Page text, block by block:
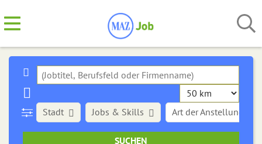
Stadt Art der Anstellung
Jobs & Skills